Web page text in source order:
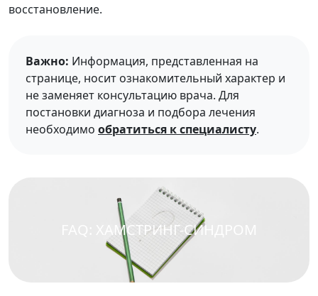
восстановление.
Важно: Информация, представленная на
странице, носит ознакомительный характер и
не заменяет консультацию врача. Для
постановки диагноза и подбора лечения
необходимо обратиться к специалисту.
FAQ: ХАМСТРИНГ-СИНДРОМ